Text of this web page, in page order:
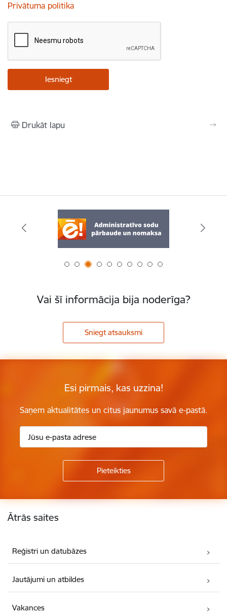
Privātuma politika
Drukāt lapu
Vai šī informācija bija noderīga?
Sniegt atsauksmi
Esi pirmais, kas uzzina!
Saņem aktualitātes un citus jaunumus savā e-pastā.
Kājene
Ātrās saites
Reģistri un datubāzes
Jautājumi un atbildes
Vakances